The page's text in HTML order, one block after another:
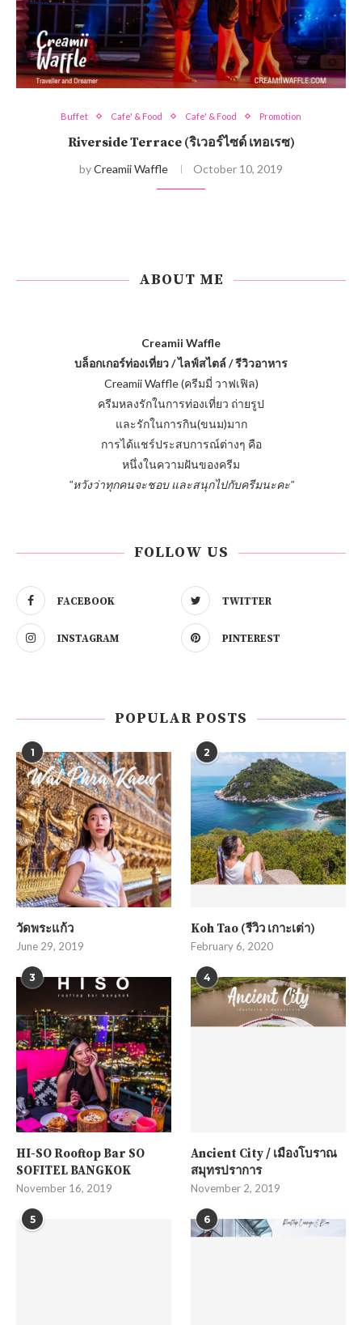
Buffet Cafe' & Food Cafe' & Food Promotion
Riverside Terrace (ริเวอร์ไซด์ เทอเรซ)
byCreamii Waffle October 10, 2019
ABOUT ME
Creamii Waffle
บล็อกเกอร์ท่องเที่ยว / ไลฟ์สไตล์ / รีวิวอาหาร
Creamii Waffle (ครีมมี่ วาฟเฟิล)
ครีมหลงรักในการท่องเที่ยว ถ่ายรูป
และรักในการกิน(ขนม)มาก
การได้แชร์ประสบการณ์ต่างๆ คือ
หนึ่งในความฝันของครีม
"หวังว่าทุกคนจะชอบ และสนุกไปกับครีมนะคะ"
FOLLOW US
FACEBOOK TWITTER
INSTAGRAM PINTEREST
POPULAR POSTS
1
วัดพระแก้ว
June 29, 2019
2
Koh Tao (รีวิว เกาะเต่า)
February 6, 2020
3
HI-SO Rooftop Bar SO
SOFITEL BANGKOK
November 16, 2019
4
Ancient City / เมืองโบราณ
สมุทรปราการ
November 2, 2019
5 6